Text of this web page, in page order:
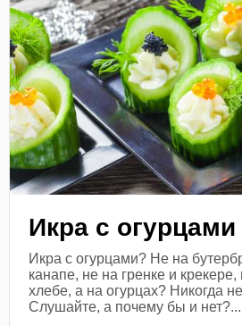
Икра с огурцами
Икра с огурцами? Не на
канапе, не на гренке и
хлебе, а на огурцах? Никогда
Слушайте, а почему бы и нет?...